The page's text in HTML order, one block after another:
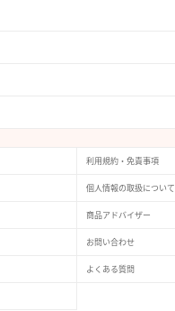
利用規約・免責事項
個人情報の取扱について
商品アドバイザー
お問い合わせ
よくある質問